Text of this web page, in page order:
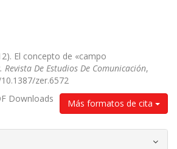
El concepto de «campo
Revista De Estudios De Comunicación,
zer.6572
Más formatos de cita
Downloads